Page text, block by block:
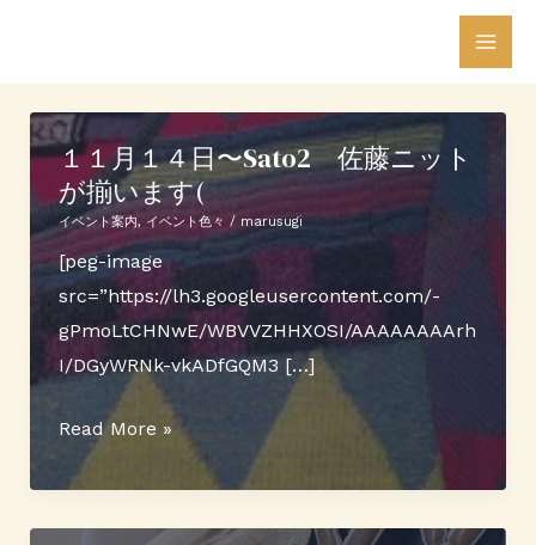
を
１１月１４日〜Sato2 佐藤ニット
が揃います(
イベント案内, イベント色々 / marusugi
[peg-image
src=”https://lh3.googleusercontent.com/-
gPmoLtCHNwE/WBVVZHHXOSI/AAAAAAAArh
I/DGyWRNk-vkADfGQM3 […]
１
月
１
Read More »
の